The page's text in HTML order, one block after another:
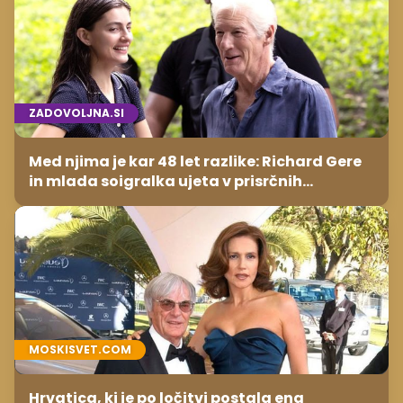
ZADOVOLJNA.SI
Med njima je kar 48 let razlike: Richard Gere
in mlada soigralka ujeta v prisrčnih
trenutkih
MOSKISVET.COM
Hrvatica, ki je po ločitvi postala ena